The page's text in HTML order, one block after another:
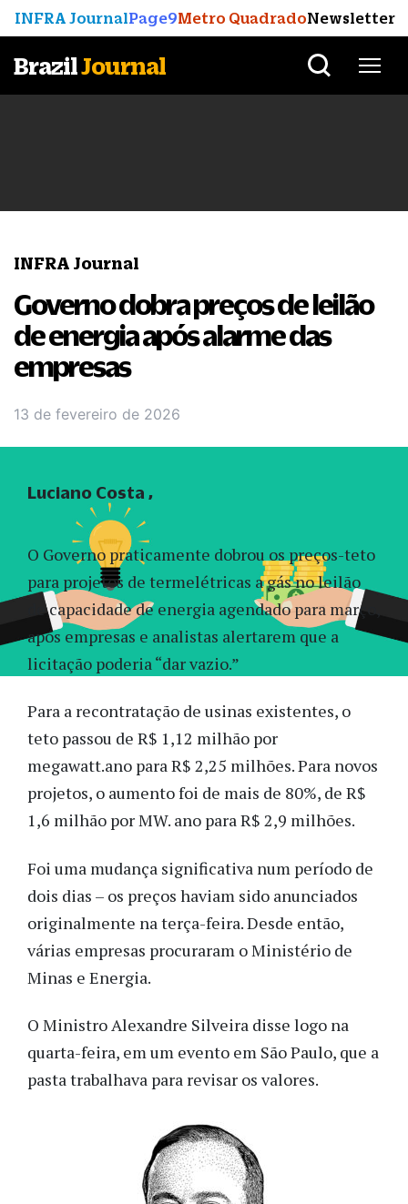
INFRA JournalPage9Metro QuadradoNewsletter
BrazilJournal
INFRA Journal
Governo dobra preços de leilão
de energia após alarme das
empresas
13 de fevereiro de 2026
O Governo praticamente dobrou os preços-teto
para projetos de termelétricas a gás no leilão
de capacidade de energia agendado para março,
após empresas e analistas alertarem que a
licitação poderia “dar vazio.”
Para a recontratação de usinas existentes, o
teto passou de R$ 1,12 milhão por
megawatt.ano para R$ 2,25 milhões. Para novos
projetos, o aumento foi de mais de 80%, de R$
1,6 milhão por MW. ano para R$ 2,9 milhões.
Foi uma mudança significativa num período de
dois dias – os preços haviam sido anunciados
originalmente na terça-feira. Desde então,
várias empresas procuraram o Ministério de
Minas e Energia.
O Ministro Alexandre Silveira disse logo na
quarta-feira, em um evento em São Paulo, que a
pasta trabalhava para revisar os valores.
Luciano Costa